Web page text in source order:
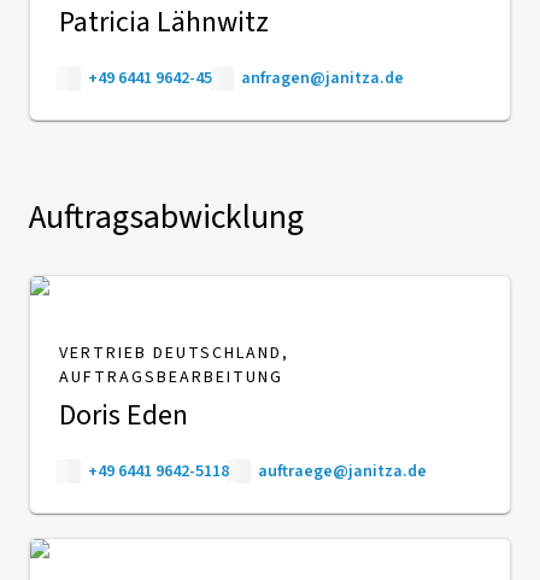
Patricia Lähnwitz
+49 6441 9642-45 anfragen@janitza.de
Auftragsabwicklung
VERTRIEB DEUTSCHLAND,
AUFTRAGSBEARBEITUNG
Doris Eden
+49 6441 9642-5118 auftraege@janitza.de